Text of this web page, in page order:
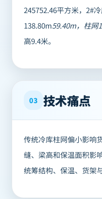
245752.46平方米，2#
138.80m59.40m，柱网
高9.4米。
03 技术痛点
传统冷库柱网偏小影响
缝、梁高和保温面积影
统筹结构、保温、货架